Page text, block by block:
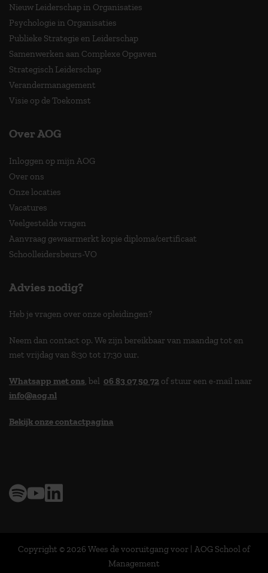
Nieuw Leiderschap in Organisaties
Psychologie in Organisaties
Publieke Strategie en Leiderschap
Samenwerken aan Complexe Opgaven
Strategisch Leiderschap
Verandermanagement
Visie op de Toekomst
Over AOG
Inloggen op mijn AOG
Over ons
Onze locaties
Vacatures
Veelgestelde vragen
Aanvraag gewaarmerkt kopie diploma/certificaat
Schoolleidersbeurs-VO
Advies nodig?
Heb je vragen over onze opleidingen?
Neem dan contact op. We zijn bereikbaar van maandag tot en
met vrijdag van 8:30 tot 17:30 uur.
Whatsapp met ons, bel 06 83 07 50 72 of stuur een e-mail naar
info@aog.nl
Bekijk onze contactpagina
Copyright © 2026 Wees de vooruitgang voor | AOG School of
Management